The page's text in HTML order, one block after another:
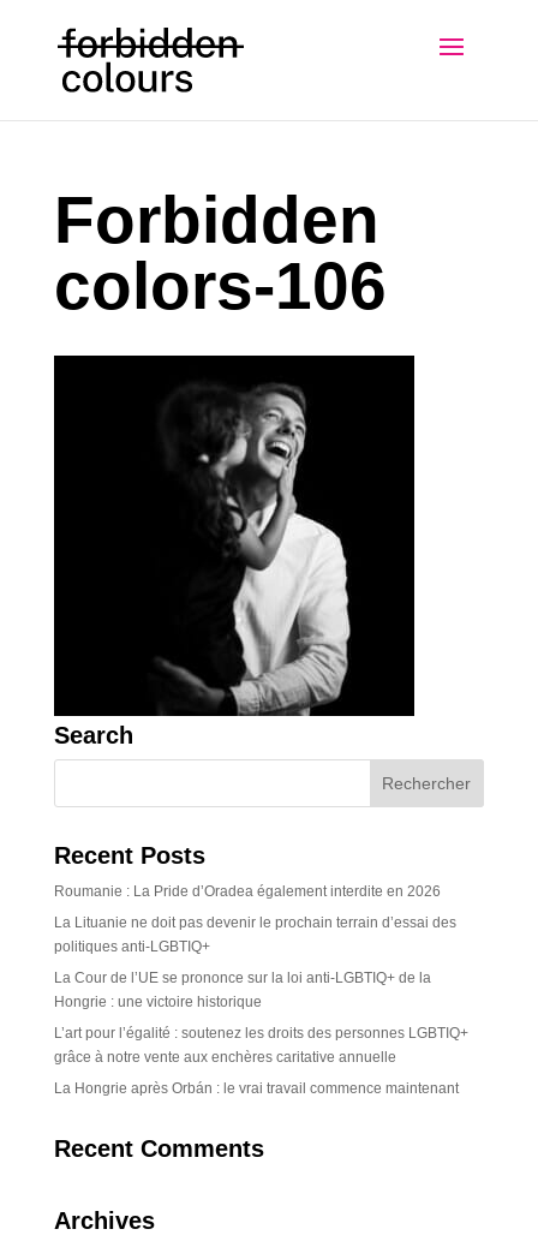
Forbidden
colors-106
Search
Recent Posts
Roumanie : La Pride d’Oradea également interdite en 2026
La Lituanie ne doit pas devenir le prochain terrain d’essai des
politiques anti-LGBTIQ+
La Cour de l’UE se prononce sur la loi anti-LGBTIQ+ de la
Hongrie : une victoire historique
L’art pour l’égalité : soutenez les droits des personnes LGBTIQ+
grâce à notre vente aux enchères caritative annuelle
La Hongrie après Orbán : le vrai travail commence maintenant
Recent Comments
Archives